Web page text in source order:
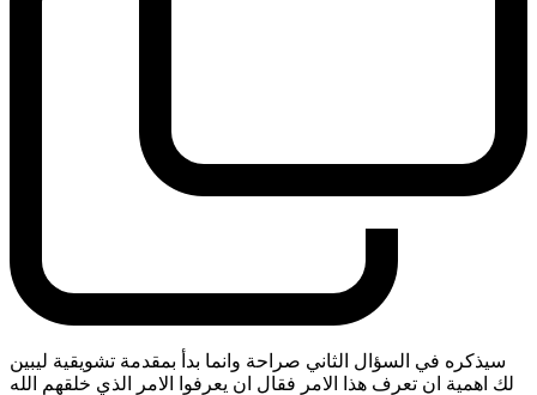
سيذكره في السؤال الثاني صراحة وانما بدأ بمقدمة تشويقية ليبين
لك اهمية ان تعرف هذا الامر فقال ان يعرفوا الامر الذي خلقهم الله